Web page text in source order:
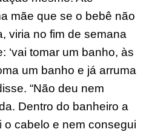
mãe que se o bebê não
viria no fim de semana
‘vai tomar um banho, às
um banho e já arruma
“Não deu nem
Dentro do banheiro a
o cabelo e nem consegui